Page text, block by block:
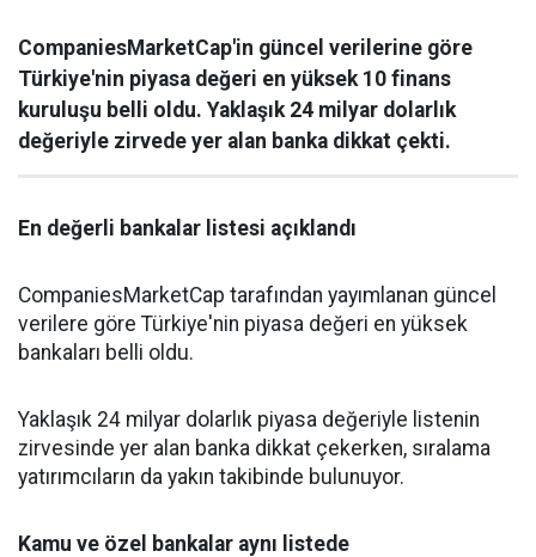
CompaniesMarketCap'in güncel verilerine göre
Türkiye'nin piyasa değeri en yüksek 10 finans
kuruluşu belli oldu. Yaklaşık 24 milyar dolarlık
değeriyle zirvede yer alan banka dikkat çekti.
En değerli bankalar listesi açıklandı
CompaniesMarketCap tarafından yayımlanan güncel
verilere göre Türkiye'nin piyasa değeri en yüksek
bankaları belli oldu.
Yaklaşık 24 milyar dolarlık piyasa değeriyle listenin
zirvesinde yer alan banka dikkat çekerken, sıralama
yatırımcıların da yakın takibinde bulunuyor.
Kamu ve özel bankalar aynı listede